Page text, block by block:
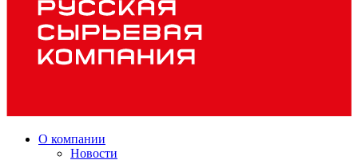
О компании
Новости